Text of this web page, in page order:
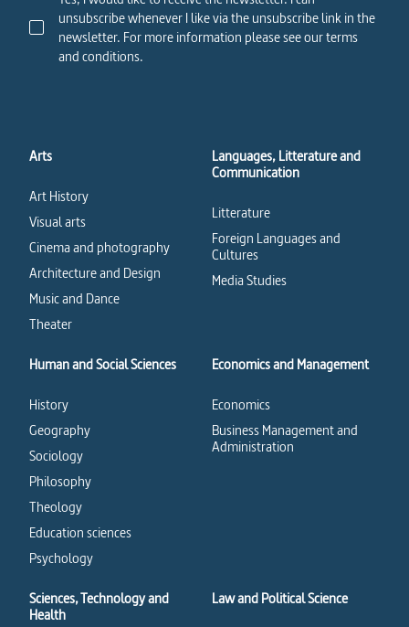
unsubscribe whenever I like via the unsubscribe link in the
newsletter. For more information please see our terms
and conditions.
Arts
Art History
Visual arts
Cinema and photography
Architecture and Design
Music and Dance
Theater
Languages, Litterature and
Communication
Litterature
Foreign Languages and
Cultures
Media Studies
Human and Social Sciences
History
Geography
Sociology
Philosophy
Theology
Education sciences
Psychology
Economics and Management
Economics
Business Management and
Administration
Sciences, Technology and
Health
Law and Political Science